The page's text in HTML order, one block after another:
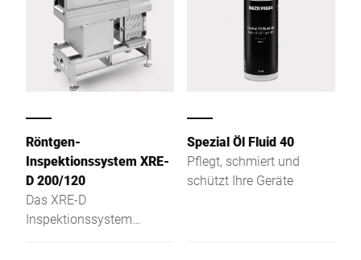
Röntgen-
Inspektionssystem XRE-
D 200/120
Das XRE-D
Inspektionssystem
Spezial Öl Fluid 40
Pflegt, schmiert und
schützt Ihre Geräte